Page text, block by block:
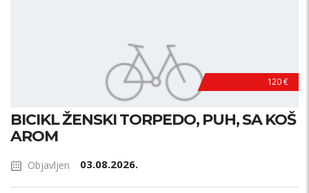
120 €
BICIKL ŽENSKI TORPEDO, PUH, SA KOŠ
AROM
Objavljen 03.08.2026.